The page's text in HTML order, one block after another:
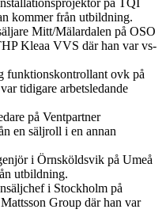
på TQI
kommer från utbildning.
Mitt/Mälardalen på OSO
Kleaa VVS där han var vs-
funktionskontrollant ovk på
tidigare arbetsledande
på Ventpartner
en säljroll i en annan
i Örnsköldsvik på Umeå
utbildning.
i Stockholm på
Group där han var